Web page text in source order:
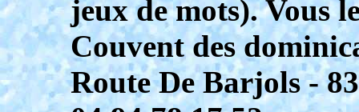
jeux de mots). Vous
Couvent des
Route De Barjols -